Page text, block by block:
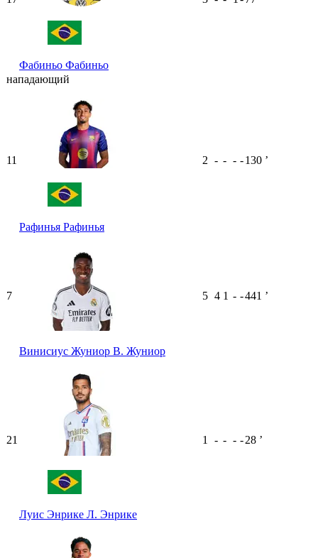
Фабиньо Фабиньо
нападающий
11
Рафинья Рафинья
2 - - - -130 ʼ
7
Винисиус Жуниор В. Жуниор
5 4 1 - -441 ʼ
21
Луис Энрике Л. Энрике
1 - - - -28 ʼ